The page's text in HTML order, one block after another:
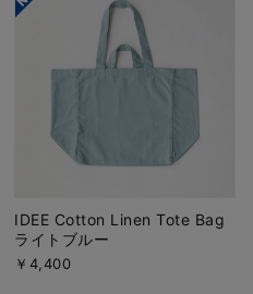
IDEE Cotton Linen Tote Bag
ライトブルー
￥4,400